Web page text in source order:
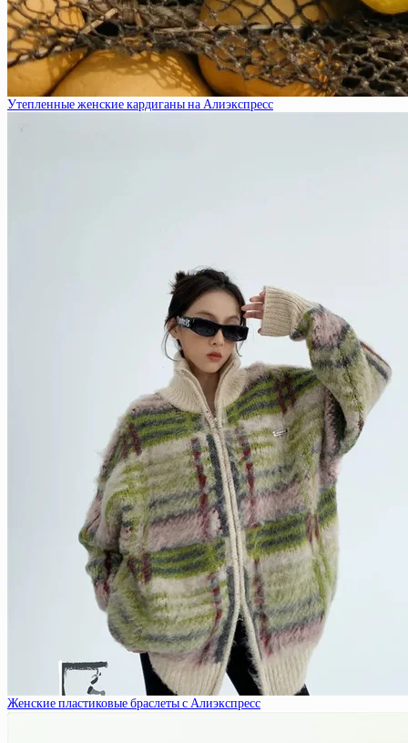
Утепленные женские кардиганы на Алиэкспресс
Женские пластиковые браслеты с Алиэкспресс